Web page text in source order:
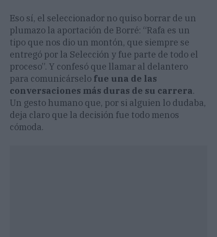
Eso sí, el seleccionador no quiso borrar de un
plumazo la aportación de Borré: “Rafa es un
tipo que nos dio un montón, que siempre se
entregó por la Selección y fue parte de todo el
proceso”. Y confesó que llamar al delantero
para comunicárselo fue una de las
conversaciones más duras de su carrera.
Un gesto humano que, por si alguien lo dudaba,
deja claro que la decisión fue todo menos
cómoda.